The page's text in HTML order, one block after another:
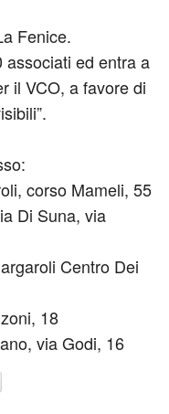
Fenice.
associati ed entra a
il VCO, a favore di
corso Mameli, 55
Di Suna, via
Centro Dei
18
via Godi, 16